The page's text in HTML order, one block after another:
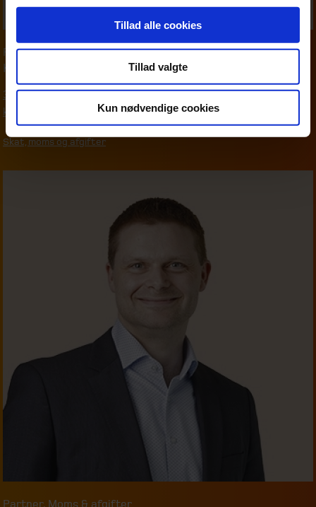
Tillad alle cookies
Tillad valgte
Kun nødvendige cookies
Partner,Moms & afgifter
Karsten Wind
39 16 76 90
kwi@beierholm.dk
Skat, moms og afgifter
Partner, Moms & afgifter